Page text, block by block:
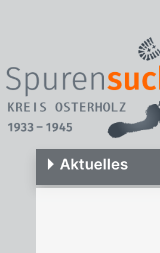
Aktuelles